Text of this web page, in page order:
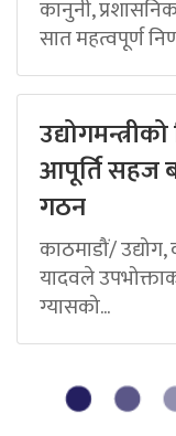
कानुनी,
सात महत्वपूर्ण
आपूर्ति सहज
गठन
काठमाडौं/ उद्योग,
यादवले
ग्यासको...